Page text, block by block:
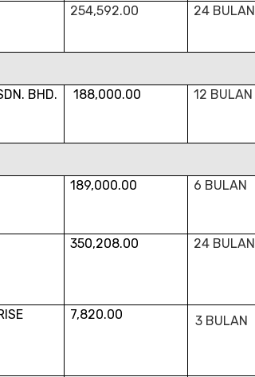
254,592.00 24 BULAN
BHD. 188,000.00 12 BULAN
189,000.00 6 BULAN
350,208.00 24 BULAN
7,820.00 3 BULAN